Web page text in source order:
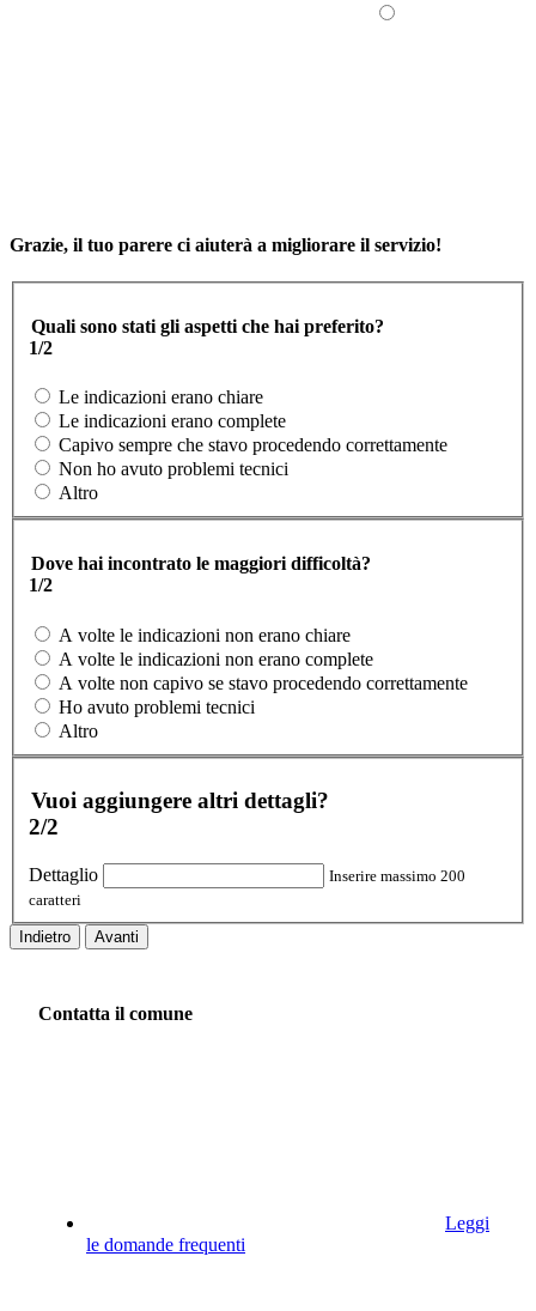
Grazie, il tuo parere ci aiuterà a migliorare il servizio!
Quali sono stati gli aspetti che hai preferito?
1/2
Le indicazioni erano chiare
Le indicazioni erano complete
Capivo sempre che stavo procedendo correttamente
Non ho avuto problemi tecnici
Altro
Dove hai incontrato le maggiori difficoltà?
1/2
A volte le indicazioni non erano chiare
A volte le indicazioni non erano complete
A volte non capivo se stavo procedendo correttamente
Ho avuto problemi tecnici
Altro
Vuoi aggiungere altri dettagli?
2/2
Dettaglio
Inserire massimo 200
caratteri
Indietro Avanti
Contatta il comune
Leggi
le domande frequenti